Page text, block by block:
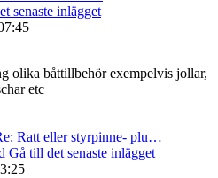
senaste inlägget
olika båttillbehör exempelvis jollar,
etc
Ratt eller styrpinne- plu…
Gå till det senaste inlägget